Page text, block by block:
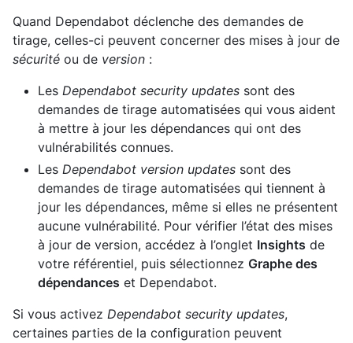
Quand Dependabot déclenche des demandes de
tirage, celles-ci peuvent concerner des mises à jour de
sécurité ou de version :
Les Dependabot security updates sont des
demandes de tirage automatisées qui vous aident
à mettre à jour les dépendances qui ont des
vulnérabilités connues.
Les Dependabot version updates sont des
demandes de tirage automatisées qui tiennent à
jour les dépendances, même si elles ne présentent
aucune vulnérabilité. Pour vérifier l’état des mises
à jour de version, accédez à l’onglet Insights de
votre référentiel, puis sélectionnez Graphe des
dépendances et Dependabot.
Si vous activez Dependabot security updates,
certaines parties de la configuration peuvent